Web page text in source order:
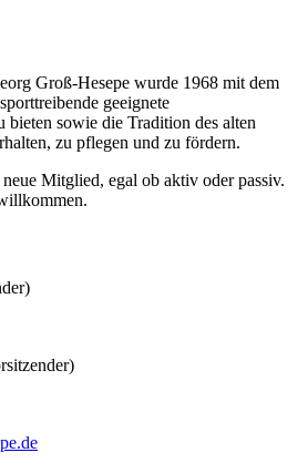
Groß-Hesepe wurde 1968 mit dem
geeignete
bieten sowie die Tradition des alten
zu pflegen und zu fördern.
Mitglied, egal ob aktiv oder passiv.